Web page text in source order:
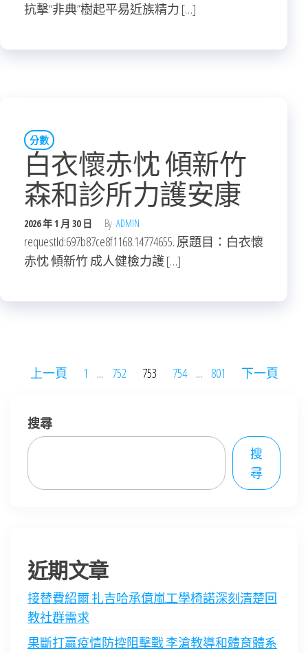
抗擊“非典”樹起平易近族精力 […]
分數
白衣懷赤忱 傾新竹
森和診所力護安康
2026 年 1 月 30 日 By ADMIN
requestId:697b87ce8f1168.14774655. 原題目：白衣懷
赤忱 傾新竹 成人健檢力護 […]
分
頁
上一頁 1 ... 752 753 754 ... 801 下一頁
搜尋
搜
尋
近期文章
接替費紹爾 扎吉哈承億嵐工學椅諾深刻清楚回
教社群需求
果斷打贏疫情防控阻擊戰 李滄教導和體育體系